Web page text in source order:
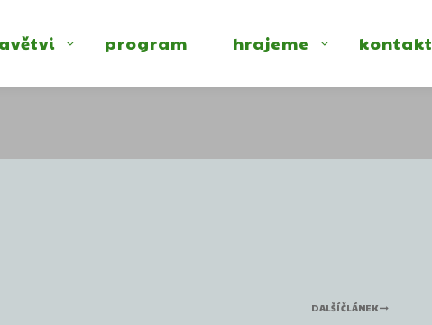
program hrajeme kontakt
DALŠÍ ČLÁNEK